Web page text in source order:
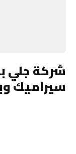
شركة جلي
سيراميك